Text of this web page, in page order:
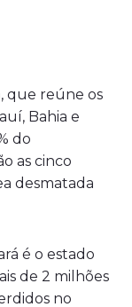
que reúne os
Bahia e
do
as cinco
desmatada
é o estado
de 2 milhões
no